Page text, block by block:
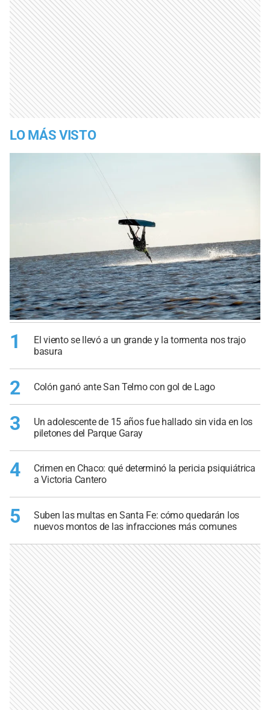
LO MÁS VISTO
1
El viento se llevó a un grande y la tormenta nos trajo
basura
2 Colón ganó ante San Telmo con gol de Lago
3
Un adolescente de 15 años fue hallado sin vida en los
piletones del Parque Garay
4
Crimen en Chaco: qué determinó la pericia psiquiátrica
a Victoria Cantero
5
Suben las multas en Santa Fe: cómo quedarán los
nuevos montos de las infracciones más comunes